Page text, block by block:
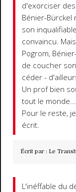
d'exorciser
Bénier-
son
convaincu.
Pogrom,
de coucher
céder -
Un prof bien
tout le monde...
Pour le reste,
écrit.
Écrit par : Le
L'inéffable du